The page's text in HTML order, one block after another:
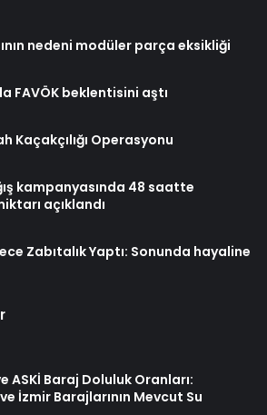
nedeni modüler parça eksikliği
FAVÖK beklentisini aştı
Kaçakçılığı Operasyonu
kampanyasında 48 saatte
açıklandı
Zabıtalık Yaptı: Sonunda hayaline
ASKİ Baraj Doluluk Oranları:
İzmir Barajlarının Mevcut Su